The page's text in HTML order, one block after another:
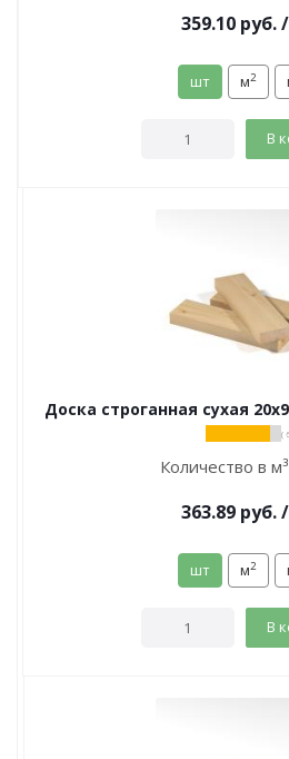
359.10 руб.
шт м2
В
Доска строганная сухая
(
Количество в
363.89 руб.
шт м2
В